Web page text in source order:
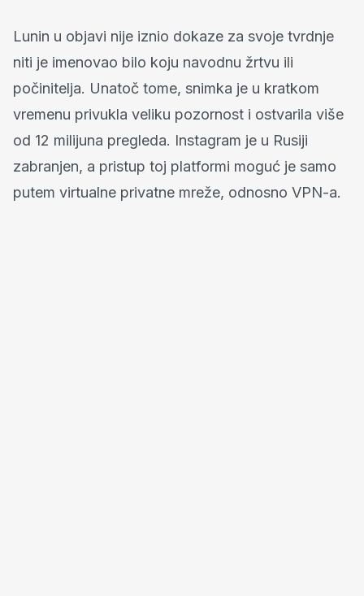
Lunin u objavi nije iznio dokaze za svoje tvrdnje
niti je imenovao bilo koju navodnu žrtvu ili
počinitelja. Unatoč tome, snimka je u kratkom
vremenu privukla veliku pozornost i ostvarila više
od 12 milijuna pregleda. Instagram je u Rusiji
zabranjen, a pristup toj platformi moguć je samo
putem virtualne privatne mreže, odnosno VPN-a.